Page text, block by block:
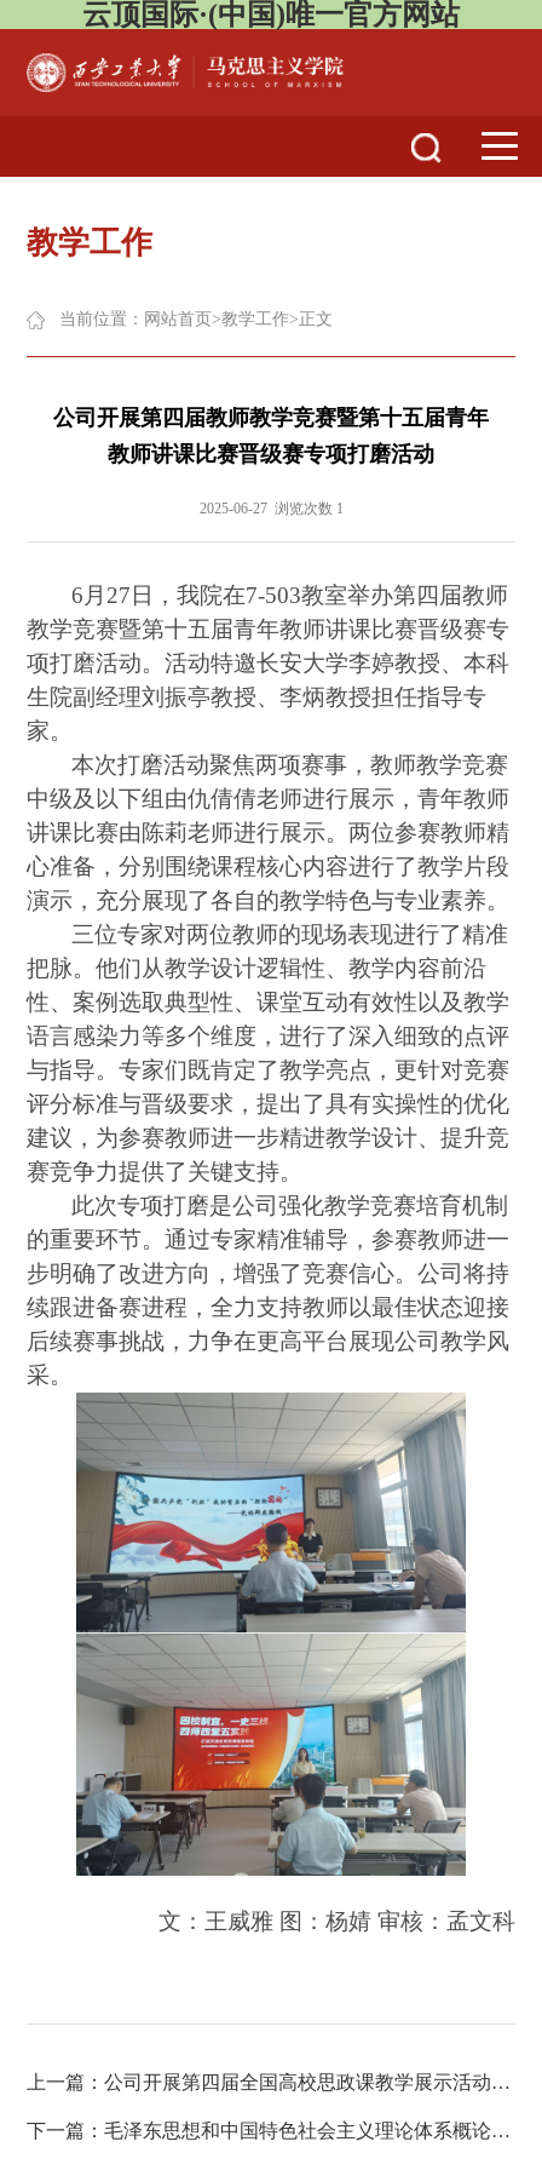
云顶国际·(中国)唯一官方网站
教学工作
当前位置： 网站首页>教学工作> 正文
公司开展第四届教师教学竞赛暨第十五届青年
教师讲课比赛晋级赛专项打磨活动
2025-06-27 浏览次数 1
6月27日，我院在7-503教室举办第四届教师
教学竞赛暨第十五届青年教师讲课比赛晋级赛专
项打磨活动。活动特邀长安大学李婷教授、本科
生院副经理刘振亭教授、李炳教授担任指导专
家。
本次打磨活动聚焦两项赛事 ，教师教学竞赛
中级及以下组由仇倩倩老师进行展示，青年教师
讲课比赛由陈莉老师进行展示。两位参赛教师精
心准备，分别围绕课程核心内容进行了教学片段
演示，充分展现了各自的教学特色与专业素养。
三位专家对两位教师的现场表现进行了精准
把脉。他们从教学设计逻辑性、教学内容前沿
性、案例选取典型性、课堂互动有效性以及教学
语言感染力等多个维度，进行了深入细致的点评
与指导。专家们既肯定了教学亮点，更针对竞赛
评分标准与晋级要求，提出了具有实操性的优化
建议，为参赛教师进一步精进教学设计、提升竞
赛竞争力提供了关键支持。
此次专项打磨是公司强化教学竞赛培育机制
的重要环节。通过专家精准辅导，参赛教师进一
步明确了改进方向，增强了竞赛信心。公司将持
续跟进备赛进程，全力支持教师以最佳状态迎接
后续赛事挑战，力争在更高平台展现公司教学风
采。
文：王威雅 图：杨婧 审核：孟文科
上一篇：公司开展第四届全国高校思政课教学展示活动省级选手选拔活动
下一篇：毛泽东思想和中国特色社会主义理论体系概论教研部召开期末教学工作总结研讨会